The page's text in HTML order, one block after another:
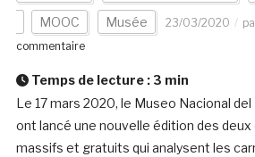
MOOC Musée 23/03/2020
commentaire
Temps de lecture : 3 min
Le 17 mars 2020, le Museo Nacional
ont lancé une nouvelle édition des deux
massifs et gratuits qui analysent les